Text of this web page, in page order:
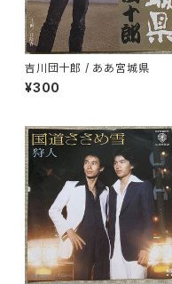
吉川団十郎 / ああ宮城県
¥300